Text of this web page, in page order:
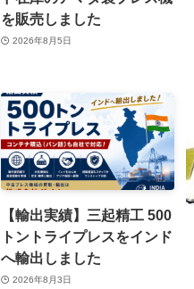
を販売しました
2026年8月5日
【輸出実績】三起精工 500
トントライプレスをインド
へ輸出しました
2026年8月3日